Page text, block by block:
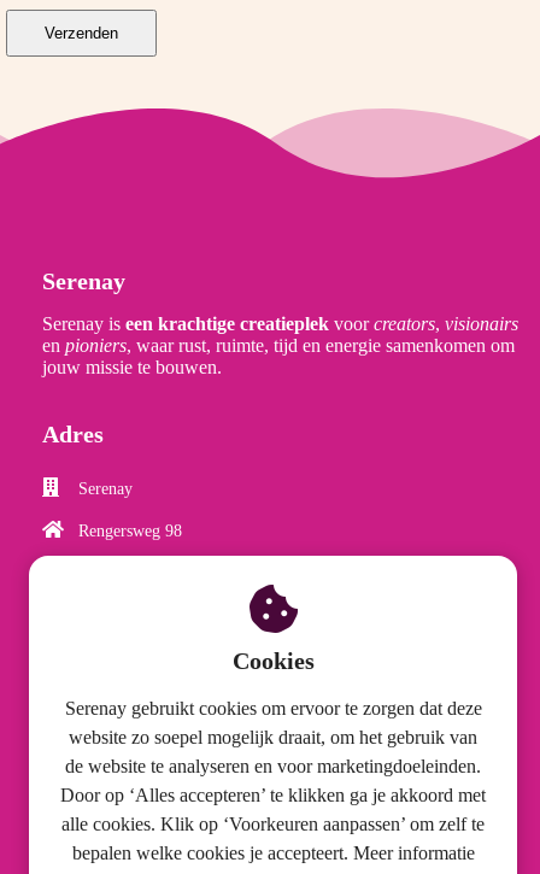
Verzenden
Serenay
Serenay is een krachtige creatieplek voorcreators, visionairs
en pioniers, waar rust, ruimte, tijd en energie samenkomen om
jouw missie te bouwen.
Adres
Serenay
Rengersweg 98
KvK nummer: 73596671
BTW nummer: NL001792689B76
Informatie
Algemene voorwaarden
Cookies
Serenay gebruikt cookies om ervoor te zorgen dat deze
website zo soepel mogelijk draait, om het gebruik van
de website te analyseren en voor marketingdoeleinden.
Door op ‘Alles accepteren’ te klikken ga je akkoord met
alle cookies. Klik op ‘Voorkeuren aanpassen’ om zelf te
bepalen welke cookies je accepteert. Meer informatie
van